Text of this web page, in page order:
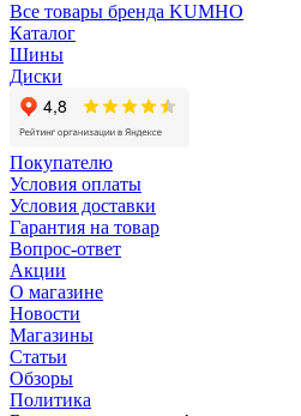
Все товары бренда KUMHO
Каталог
Шины
Диски
Покупателю
Условия оплаты
Условия доставки
Гарантия на товар
Вопрос-ответ
Акции
О магазине
Новости
Магазины
Статьи
Обзоры
Политика